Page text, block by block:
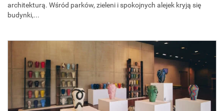
architekturą. Wśród parków, zieleni i spokojnych alejek kryją się
budynki,...